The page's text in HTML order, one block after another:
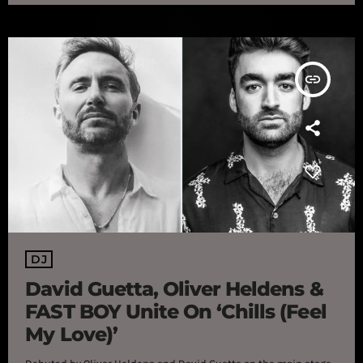
insert_link
DJ
David Guetta, Oliver Heldens &
FAST BOY Unite On ‘Chills (Feel
My Love)’